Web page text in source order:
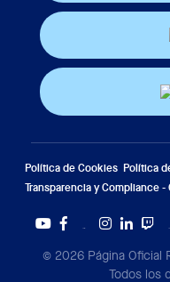
Política de Cookies Política
Transparencia y Compliance
© 2026 Página Oficial
Todos los